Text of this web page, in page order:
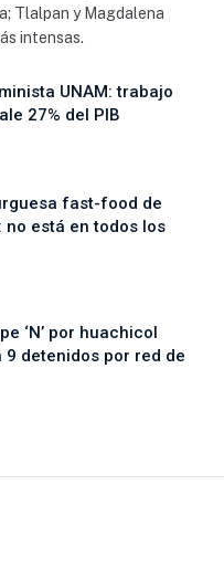
Tlalpan y Magdalena
intensas.
UNAM: trabajo
27% del PIB
fast-food de
no está en todos los
‘N’ por huachicol
9 detenidos por red de